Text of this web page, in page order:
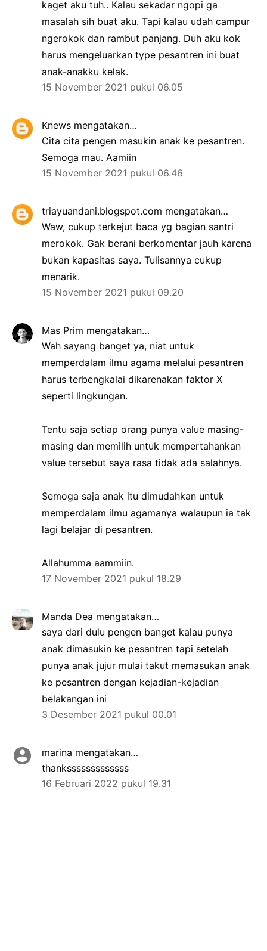
kaget aku tuh.. Kalau sekadar ngopi ga
masalah sih buat aku. Tapi kalau udah campur
ngerokok dan rambut panjang. Duh aku kok
harus mengeluarkan type pesantren ini buat
anak-anakku kelak.
15 November 2021 pukul 06.05
Knews mengatakan…
Cita cita pengen masukin anak ke pesantren.
Semoga mau. Aamiin
15 November 2021 pukul 06.46
triayuandani.blogspot.com mengatakan…
Waw, cukup terkejut baca yg bagian santri
merokok. Gak berani berkomentar jauh karena
bukan kapasitas saya. Tulisannya cukup
menarik.
15 November 2021 pukul 09.20
Mas Prim mengatakan…
Wah sayang banget ya, niat untuk
memperdalam ilmu agama melalui pesantren
harus terbengkalai dikarenakan faktor X
seperti lingkungan.
Tentu saja setiap orang punya value masing-
masing dan memilih untuk mempertahankan
value tersebut saya rasa tidak ada salahnya.
Semoga saja anak itu dimudahkan untuk
memperdalam ilmu agamanya walaupun ia tak
lagi belajar di pesantren.
Allahumma aammiin.
17 November 2021 pukul 18.29
Manda Dea mengatakan…
saya dari dulu pengen banget kalau punya
anak dimasukin ke pesantren tapi setelah
punya anak jujur mulai takut memasukan anak
ke pesantren dengan kejadian-kejadian
belakangan ini
3 Desember 2021 pukul 00.01
marina mengatakan…
thanksssssssssssss
16 Februari 2022 pukul 19.31